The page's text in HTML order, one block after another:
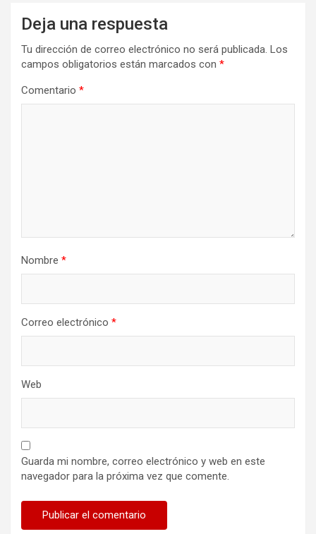
Deja una respuesta
Tu dirección de correo electrónico no será publicada. Los
campos obligatorios están marcados con *
Comentario *
Nombre *
Correo electrónico *
Web
Guarda mi nombre, correo electrónico y web en este
navegador para la próxima vez que comente.